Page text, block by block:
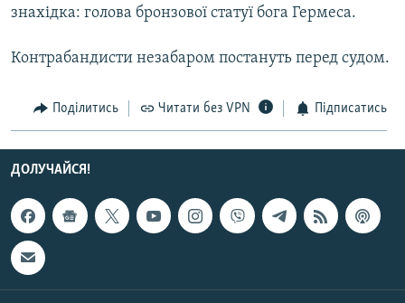
ПОДКАСТИ
КРИМ РЕАЛІЇ
УКР
КТАТ
ДОЛУЧАЙСЯ!
знахідка: голова бронзової статуї бога Гермеса.
Контрабандисти незабаром постануть перед судом.
Поділитись Читати без VPN Підписатись
ДОЛУЧАЙСЯ!